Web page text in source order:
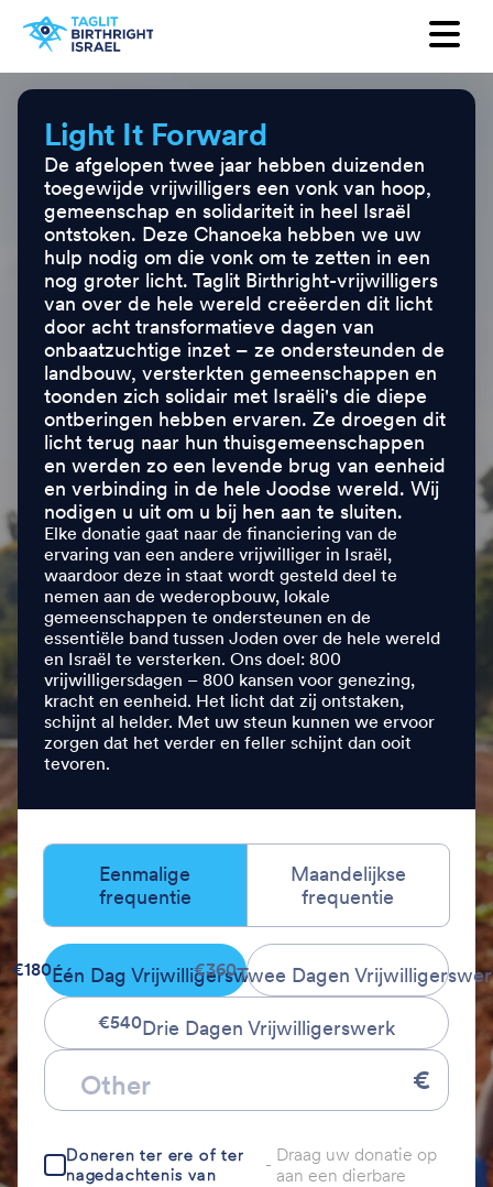
Light It Forward
De afgelopen twee jaar hebben duizenden
toegewijde vrijwilligers een vonk van hoop,
gemeenschap en solidariteit in heel Israël
ontstoken. Deze Chanoeka hebben we uw
hulp nodig om die vonk om te zetten in een
nog groter licht. Taglit Birthright-vrijwilligers
van over de hele wereld creëerden dit licht
door acht transformatieve dagen van
onbaatzuchtige inzet – ze ondersteunden de
landbouw, versterkten gemeenschappen en
toonden zich solidair met Israëli's die diepe
ontberingen hebben ervaren. Ze droegen dit
licht terug naar hun thuisgemeenschappen
en werden zo een levende brug van eenheid
en verbinding in de hele Joodse wereld. Wij
nodigen u uit om u bij hen aan te sluiten.
Elke donatie gaat naar de financiering van de
ervaring van een andere vrijwilliger in Israël,
waardoor deze in staat wordt gesteld deel te
nemen aan de wederopbouw, lokale
gemeenschappen te ondersteunen en de
essentiële band tussen Joden over de hele wereld
en Israël te versterken. Ons doel: 800
vrijwilligersdagen – 800 kansen voor genezing,
kracht en eenheid. Het licht dat zij ontstaken,
schijnt al helder. Met uw steun kunnen we ervoor
zorgen dat het verder en feller schijnt dan ooit
tevoren.
Eenmalige
frequentie
Maandelijkse
frequentie
€180Één Dag Vrijwilligerswerk
€360Twee Dagen
€540Drie Dagen Vrijwilligerswerk
€
Doneren ter ere of ter
nagedachtenis van
- Draag uw donatie op
aan een dierbare
Want to receive our newsletter?
Last Name
Email
Country